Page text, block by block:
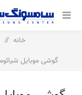
خانه /